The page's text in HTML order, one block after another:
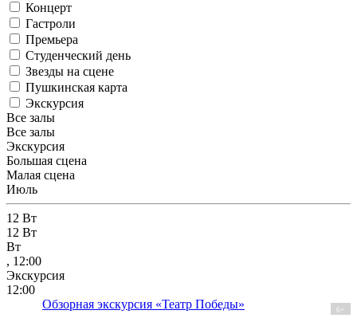
Концерт
Гастроли
Премьера
Студенческий день
Звезды на сцене
Пушкинская карта
Экскурсия
Все залы
Все залы
Экскурсия
Большая сцена
Малая сцена
Июль
12 Вт
12 Вт
Вт
, 12:00
Экскурсия
12:00
Обзорная экскурсия «Театр Победы»
6+